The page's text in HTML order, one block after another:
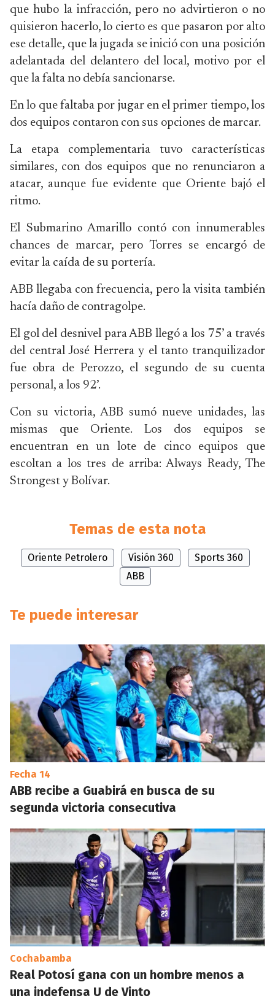
que hubo la infracción, pero no advirtieron o no
quisieron hacerlo, lo cierto es que pasaron por alto
ese detalle, que la jugada se inició con una posición
adelantada del delantero del local, motivo por el
que la falta no debía sancionarse.
En lo que faltaba por jugar en el primer tiempo, los
dos equipos contaron con sus opciones de marcar.
La etapa complementaria tuvo características
similares, con dos equipos que no renunciaron a
atacar, aunque fue evidente que Oriente bajó el
ritmo.
El Submarino Amarillo contó con innumerables
chances de marcar, pero Torres se encargó de
evitar la caída de su portería.
ABB llegaba con frecuencia, pero la visita también
hacía daño de contragolpe.
El gol del desnivel para ABB llegó a los 75’ a través
del central José Herrera y el tanto tranquilizador
fue obra de Perozzo, el segundo de su cuenta
personal, a los 92’.
Con su victoria, ABB sumó nueve unidades, las
mismas que Oriente. Los dos equipos se
encuentran en un lote de cinco equipos que
escoltan a los tres de arriba: Always Ready, The
Strongest y Bolívar.
Temas de esta nota
Oriente Petrolero Visión 360
Sports 360
ABB
Te puede interesar
Fecha 14
ABB recibe a Guabirá en busca de su
segunda victoria consecutiva
Cochabamba
Real Potosí gana con un hombre menos a
una indefensa U de Vinto